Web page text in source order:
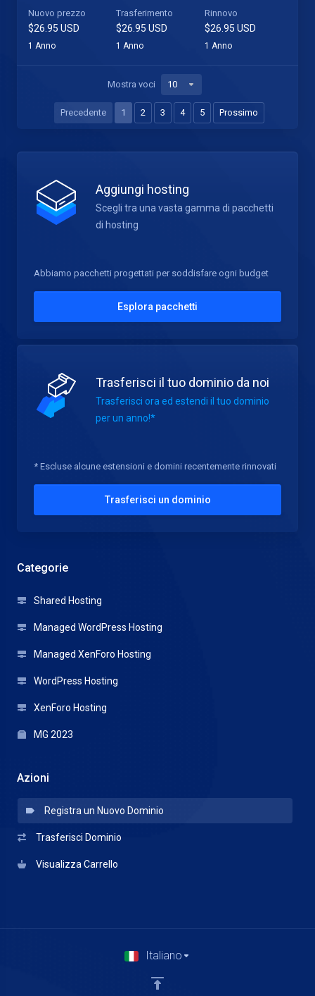
Categorie
Shared Hosting
Managed WordPress Hosting
Managed XenForo Hosting
WordPress Hosting
XenForo Hosting
MG 2023
Azioni
Registra un Nuovo Dominio
Trasferisci Dominio
Visualizza Carrello
Nuovo prezzo
$26.95 USD
1 Anno
Trasferimento
$26.95 USD
1 Anno
Rinnovo
$26.95 USD
1 Anno
Precedente 1 2 3 4 5 Prossimo
Mostra voci
Aggiungi hosting
Scegli tra una vasta gamma di pacchetti
di hosting
Abbiamo pacchetti progettati per soddisfare ogni budget
Esplora pacchetti
Trasferisci il tuo dominio da noi
Trasferisci ora ed estendi il tuo dominio
per un anno!*
* Escluse alcune estensioni e domini recentemente rinnovati
Trasferisci un dominio
Italiano